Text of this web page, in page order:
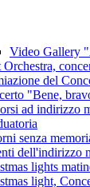
Video Gallery
Orchestra,
del
"Bene,
ad indirizzo
senza
dell'indirizzo
lights
light,